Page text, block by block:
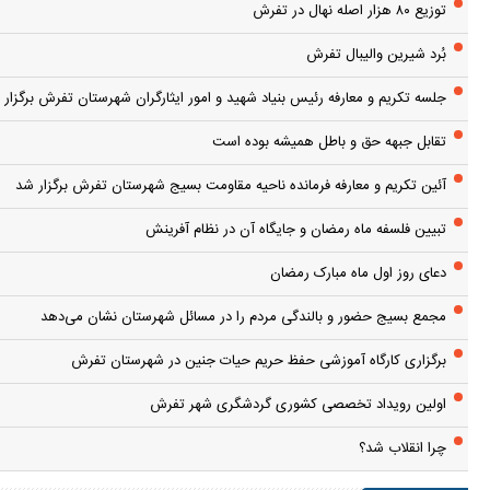
توزیع ۸۰ هزار اصله نهال در تفرش
بُرد شیرین والیبال تفرش
جلسه تکریم و معارفه رئیس بنیاد شهید و امور ایثارگران شهرستان تفرش
تقابل جبهه حق و باطل همیشه بوده است
آئین تکریم و معارفه فرمانده ناحیه مقاومت بسیج شهرستان تفرش برگزار شد
تبیین فلسفه ماه رمضان و جایگاه آن در نظام آفرینش
دعای روز اول ماه مبارک رمضان
مجمع بسیج حضور و بالندگی مردم را در مسائل شهرستان نشان می‌دهد
برگزاری کارگاه آموزشی حفظ حریم حیات جنین در شهرستان تفرش
اولین رویداد تخصصی کشوری گردشگری شهر تفرش
چرا انقلاب شد؟